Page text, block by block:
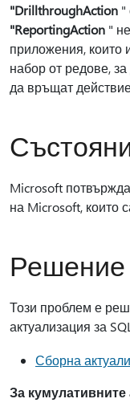
"DrillthroughAction "
"ReportingAction "
приложения, които
набор от редове,
да връщат
Microsoft
на Microsoft, които
Решение
Този проблем е
актуализация за
Сборна
За кумулативните